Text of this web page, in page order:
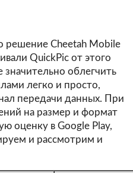
решение Cheetah Mobile
QuickPic от этого
значительно облегчить
легко и просто,
передачи данных. При
на размер и формат
оценку в Google Play,
и рассмотрим и